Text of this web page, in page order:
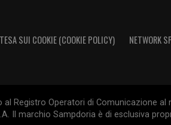
SUI COOKIE (COOKIE POLICY) NETWORK
Registro Operatori di Comunicazione al
Il marchio Sampdoria è di esclusiva